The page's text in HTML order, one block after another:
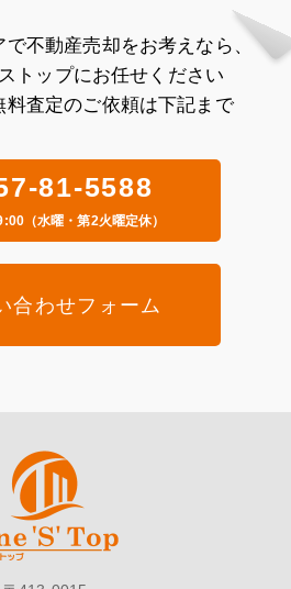
不動産売却をお考えなら、
トップにお任せください
料査定のご依頼は下記まで
81-5588
（水曜・第2火曜定休）
合わせフォーム